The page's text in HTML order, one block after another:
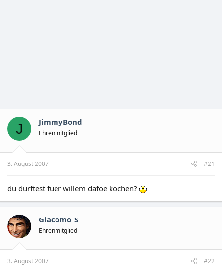
J JimmyBond
Ehrenmitglied
3. August 2007 #21
du durftest fuer willem dafoe kochen?
Giacomo_S
Ehrenmitglied
3. August 2007 #22